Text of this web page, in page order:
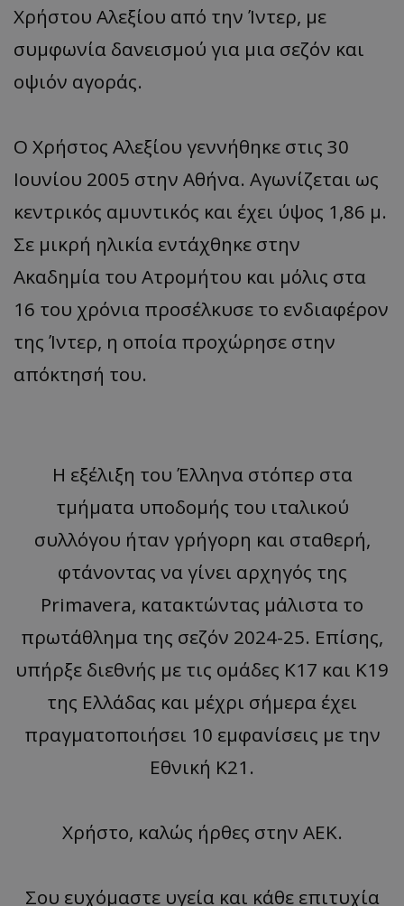
Χρήστου Αλεξίου από την Ίντερ, με
συμφωνία δανεισμού για μια σεζόν και
οψιόν αγοράς.
Ο Χρήστος Αλεξίου γεννήθηκε στις 30
Ιουνίου 2005 στην Αθήνα. Αγωνίζεται ως
κεντρικός αμυντικός και έχει ύψος 1,86 μ.
Σε μικρή ηλικία εντάχθηκε στην
Ακαδημία του Ατρομήτου και μόλις στα
16 του χρόνια προσέλκυσε το ενδιαφέρον
της Ίντερ, η οποία προχώρησε στην
απόκτησή του.
Η εξέλιξη του Έλληνα στόπερ στα
τμήματα υποδομής του ιταλικού
συλλόγου ήταν γρήγορη και σταθερή,
φτάνοντας να γίνει αρχηγός της
Primavera, κατακτώντας μάλιστα το
πρωτάθλημα της σεζόν 2024-25. Επίσης,
υπήρξε διεθνής με τις ομάδες Κ17 και Κ19
της Ελλάδας και μέχρι σήμερα έχει
πραγματοποιήσει 10 εμφανίσεις με την
Εθνική Κ21.
Χρήστο, καλώς ήρθες στην ΑΕΚ.
Σου ευχόμαστε υγεία και κάθε επιτυχία